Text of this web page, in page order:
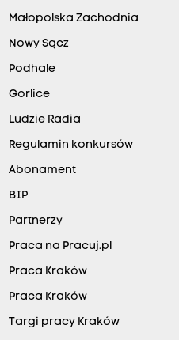
Małopolska Zachodnia
Nowy Sącz
Podhale
Gorlice
Ludzie Radia
Regulamin konkursów
Abonament
BIP
Partnerzy
Praca na Pracuj.pl
Praca Kraków
Praca Kraków
Targi pracy Kraków